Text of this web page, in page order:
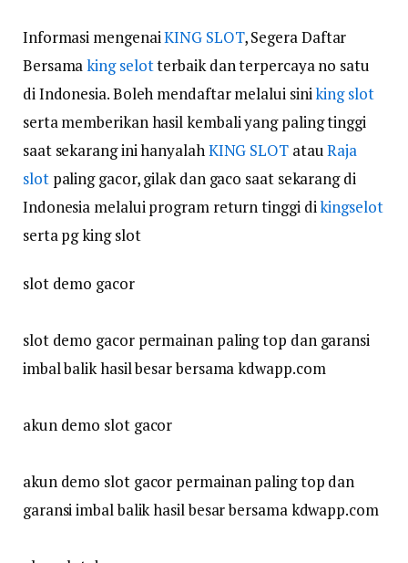
Informasi mengenaiKING SLOT, Segera Daftar
Bersamaking selotterbaik dan terpercaya no satu
di Indonesia. Boleh mendaftar melalui siniking slot
serta memberikan hasil kembali yang paling tinggi
saat sekarang ini hanyalahKING SLOTatauRaja
slotpaling gacor, gilak dan gaco saat sekarang di
Indonesia melalui program return tinggi dikingselot
serta pg king slot
slot demo gacor
slot demo gacor permainan paling top dan garansi
imbal balik hasil besar bersama kdwapp.com
akun demo slot gacor
akun demo slot gacor permainan paling top dan
garansi imbal balik hasil besar bersama kdwapp.com